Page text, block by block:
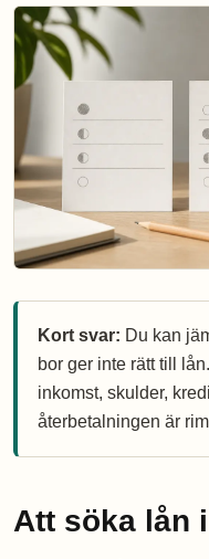
Kort svar: Du kan
bor ger inte rätt till
inkomst, skulder,
återbetalningen är
Att söka lån